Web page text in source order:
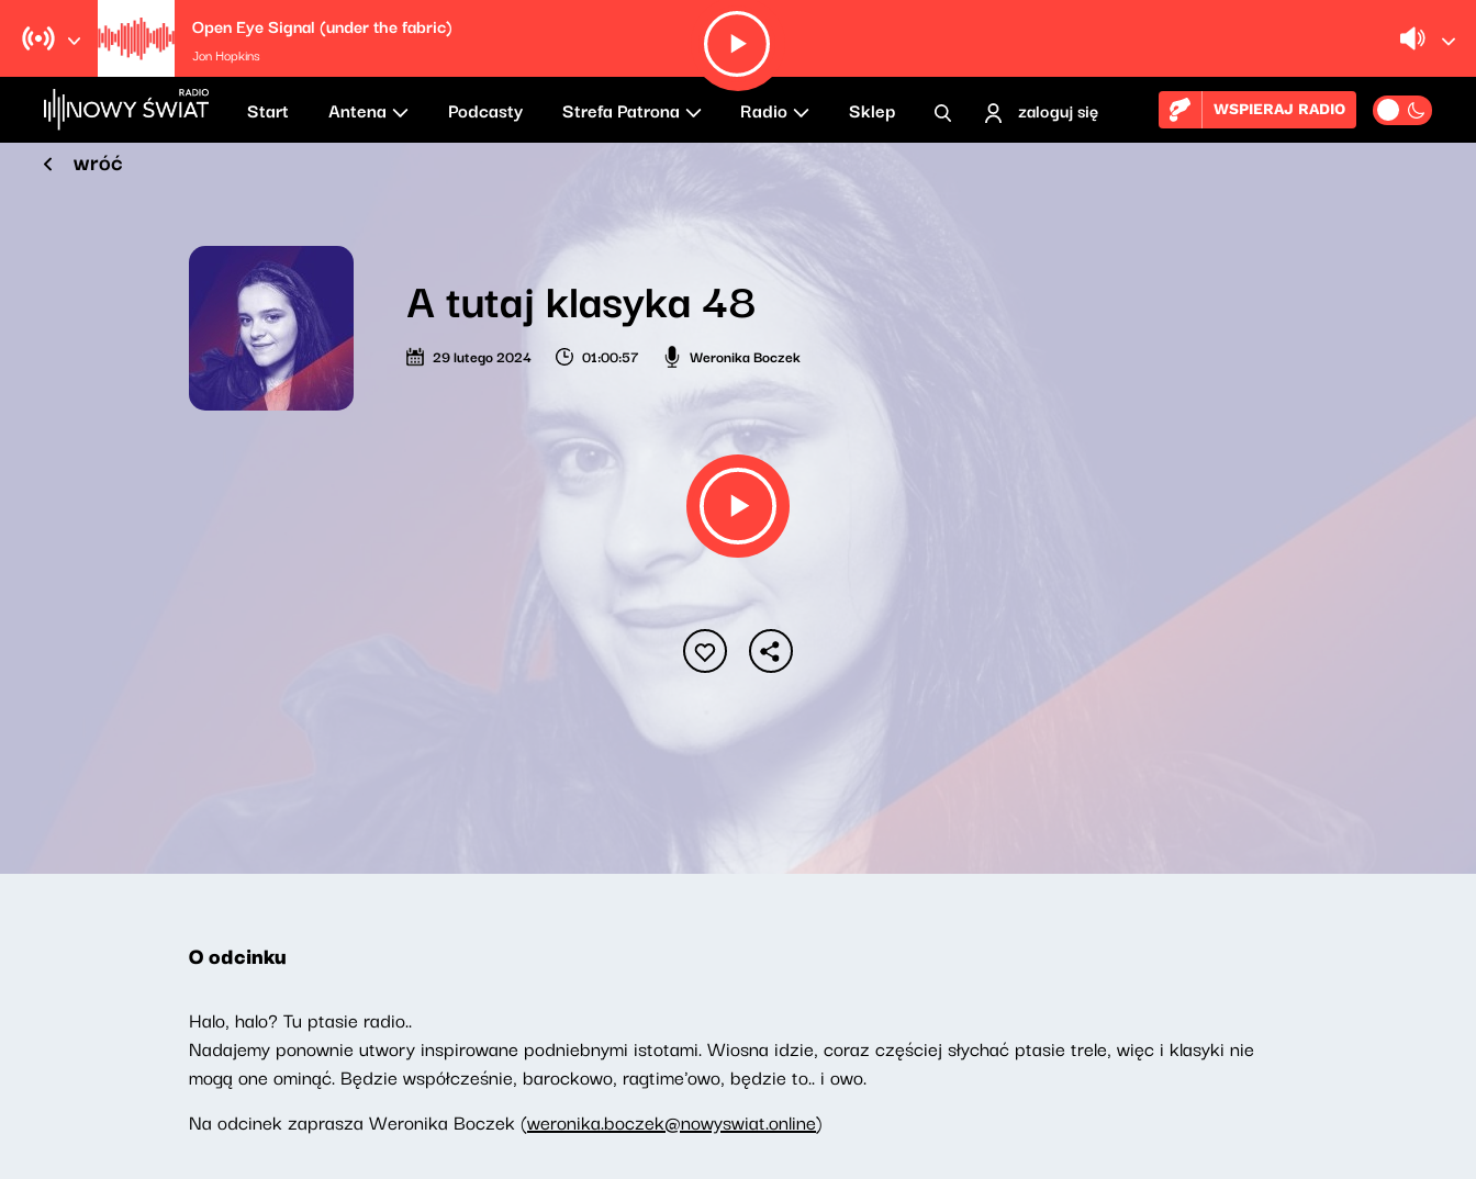
Open Eye Signal (under the fabric)
Jon Hopkins
Start Antena Podcasty Strefa Patrona Radio Sklep zaloguj się WSPIERAJ RADIO
wróć
A tutaj klasyka 48
29 lutego 2024 01:00:57 Weronika Boczek
O odcinku
Halo, halo? Tu ptasie radio..
Nadajemy ponownie utwory inspirowane podniebnymi istotami. Wiosna idzie, coraz częściej słychać ptasie trele, więc i klasyki nie
mogą one ominąć. Będzie współcześnie, barockowo, ragtime'owo, będzie to.. i owo.
Na odcinek zaprasza Weronika Boczek (weronika.boczek@nowyswiat.online)